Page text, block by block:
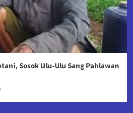
Sosok Ulu-Ulu Sang Pahlawan